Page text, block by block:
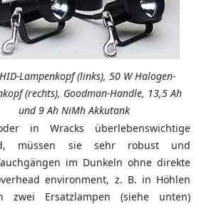
Lampenkopf (links), 50 W Halogen-
(rechts), Goodman-Handle, 13,5 Ah
und 9 Ah NiMh Akkutank
in Wracks überlebenswichtige
müssen sie sehr robust und
im Dunkeln ohne direkte
environment, z. B. in Höhlen
zwei Ersatzlampen (siehe unten)